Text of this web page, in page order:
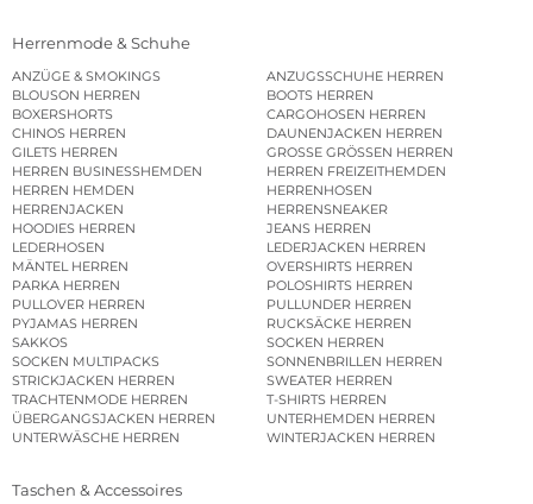
Herrenmode & Schuhe
ANZÜGE & SMOKINGS
ANZUGSSCHUHE HERREN
BLOUSON HERREN
BOOTS HERREN
BOXERSHORTS
CARGOHOSEN HERREN
CHINOS HERREN
DAUNENJACKEN HERREN
GILETS HERREN
GROSSE GRÖSSEN HERREN
HERREN BUSINESSHEMDEN
HERREN FREIZEITHEMDEN
HERREN HEMDEN
HERRENHOSEN
HERRENJACKEN
HERRENSNEAKER
HOODIES HERREN
JEANS HERREN
LEDERHOSEN
LEDERJACKEN HERREN
MÄNTEL HERREN
OVERSHIRTS HERREN
PARKA HERREN
POLOSHIRTS HERREN
PULLOVER HERREN
PULLUNDER HERREN
PYJAMAS HERREN
RUCKSÄCKE HERREN
SAKKOS
SOCKEN HERREN
SOCKEN MULTIPACKS
SONNENBRILLEN HERREN
STRICKJACKEN HERREN
SWEATER HERREN
TRACHTENMODE HERREN
T-SHIRTS HERREN
ÜBERGANGSJACKEN HERREN
UNTERHEMDEN HERREN
UNTERWÄSCHE HERREN
WINTERJACKEN HERREN
Taschen & Accessoires